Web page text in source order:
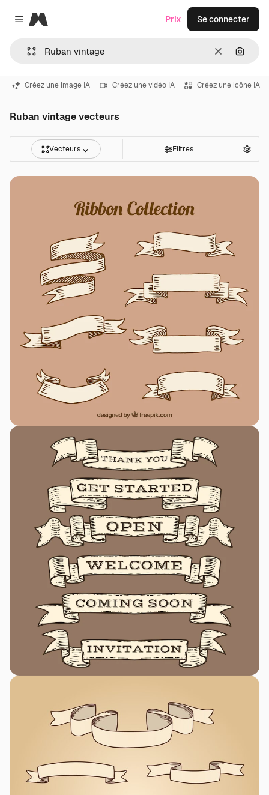
Close menu
Magnific
Effacer
Prix Se connecter
Créez une image IA Créez une vidéo IA Créez une icône IA
Ruban vintage vecteurs
Vecteurs Filtres